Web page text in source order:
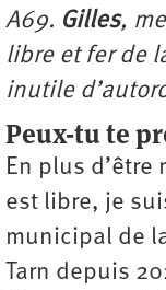
A69. Gilles,
libre et fer de
inutile
Peux-tu te
En plus d’être
est libre, je
municipal de
Tarn depuis